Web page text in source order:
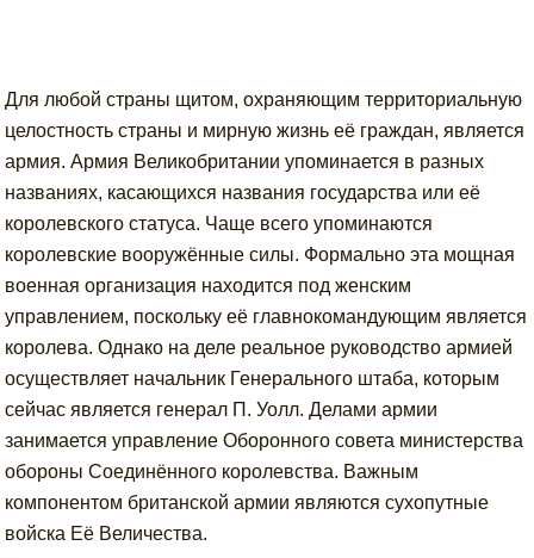
Для любой страны щитом, охраняющим территориальную
целостность страны и мирную жизнь её граждан, является
армия. Армия Великобритании упоминается в разных
названиях, касающихся названия государства или её
королевского статуса. Чаще всего упоминаются
королевские вооружённые силы. Формально эта мощная
военная организация находится под женским
управлением, поскольку её главнокомандующим является
королева. Однако на деле реальное руководство армией
осуществляет начальник Генерального штаба, которым
сейчас является генерал П. Уолл. Делами армии
занимается управление Оборонного совета министерства
обороны Соединённого королевства. Важным
компонентом британской армии являются сухопутные
войска Её Величества.